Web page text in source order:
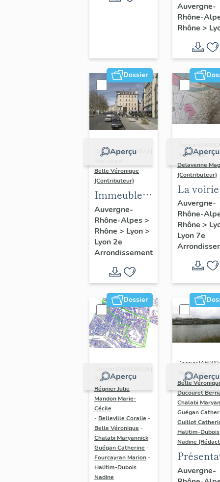
Auvergne-
Rhône-
Rhône >
Dossier
Aperçu
Dossier IA69007823 |
Belle Véronique
(Contributeur)
Immeubles
du secteur
des
Jacobins
Auvergne-
Rhône-Alpes>
Rhône > Lyon>
Lyon 2e
Arrondissement
Aperçu
Dossier
Réalisé par
Delavenne
(Contributeur)
La
secteur
d'étude
"Saint-
André"
(Lyon
Auvergne-
Rhône-
Rhône >
Lyon 7e
Dossier
Aperçu
Réalisé par
Régnier Julie
Mandon Marie-
Cécile
- Belleville Coralie -
Belle Véronique -
Chalabi Maryannick -
Guégan Catherine -
Fourcayran Marion -
Halitim-Dubois
Nadine
Aperçu
Dossier
Réalisé par
Belle
Ducouret
Chalabi
Guégan
Guillot
Halitim-Dubois
Nadine
du
Auvergne-